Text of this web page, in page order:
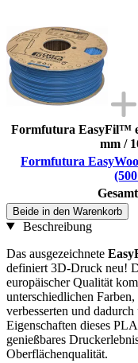
Formfutura EasyFil™
mm /
Formfutura
Beide in den Warenkorb
Beschreibung
Das ausgezeichnete
definiert 3D-Druck neu!
europäischer Qualität
unterschiedlichen
verbesserten und
Eigenschaften dieses
genießbares
Oberflächenqualität.